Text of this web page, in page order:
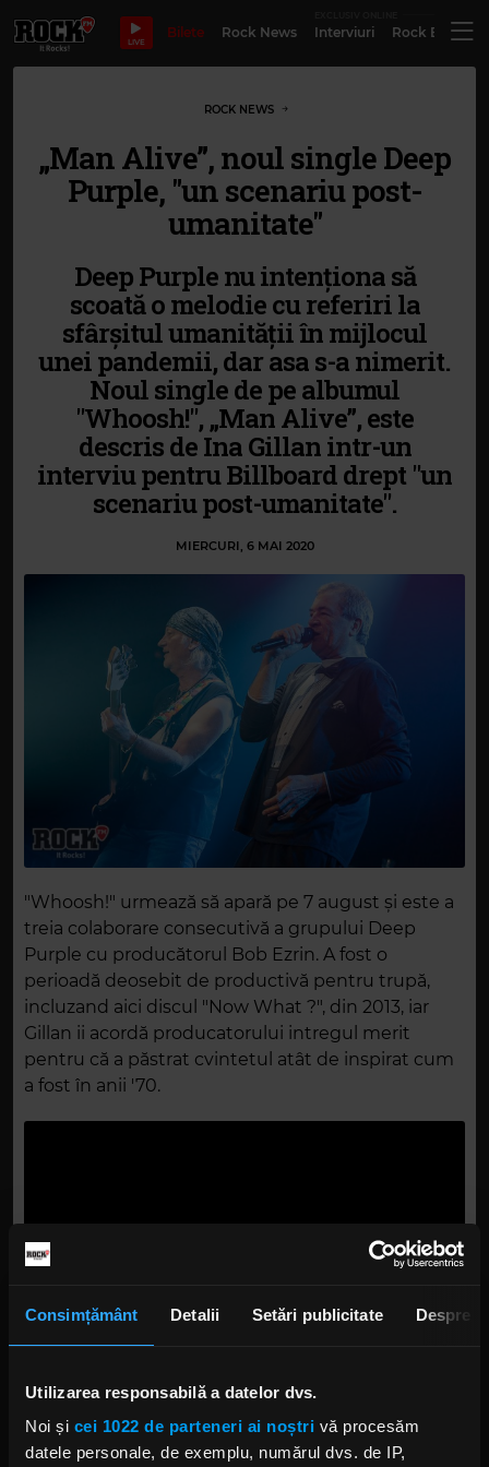
Consimțământ Detalii Setări publicitate Despre
Utilizarea responsabilă a datelor dvs.
Noi și cei 1022 de parteneri ai noștri vă procesăm
datele personale, de exemplu, numărul dvs. de IP,
LIVE
Bilete Rock News Interviuri Rock
ROCK NEWS
„Man Alive”, noul single Deep
Purple, "un scenariu post-
umanitate"
Deep Purple nu intenționa să
scoată o melodie cu referiri la
sfârșitul umanității în mijlocul
unei pandemii, dar asa s-a nimerit.
Noul single de pe albumul
"Whoosh!", „Man Alive”, este
descris de Ina Gillan intr-un
interviu pentru Billboard drept "un
scenariu post-umanitate".
MIERCURI, 6 MAI 2020
"Whoosh!" urmează să apară pe 7 august și este a
treia colaborare consecutivă a grupului Deep
Purple cu producătorul Bob Ezrin. A fost o
perioadă deosebit de productivă pentru trupă,
incluzand aici discul "Now What ?", din 2013, iar
Gillan ii acordă producatorului intregul merit
pentru că a păstrat cvintetul atât de inspirat cum
a fost în anii '70.
DEEP PURPLE DEEP PURPLE WHOOSH!